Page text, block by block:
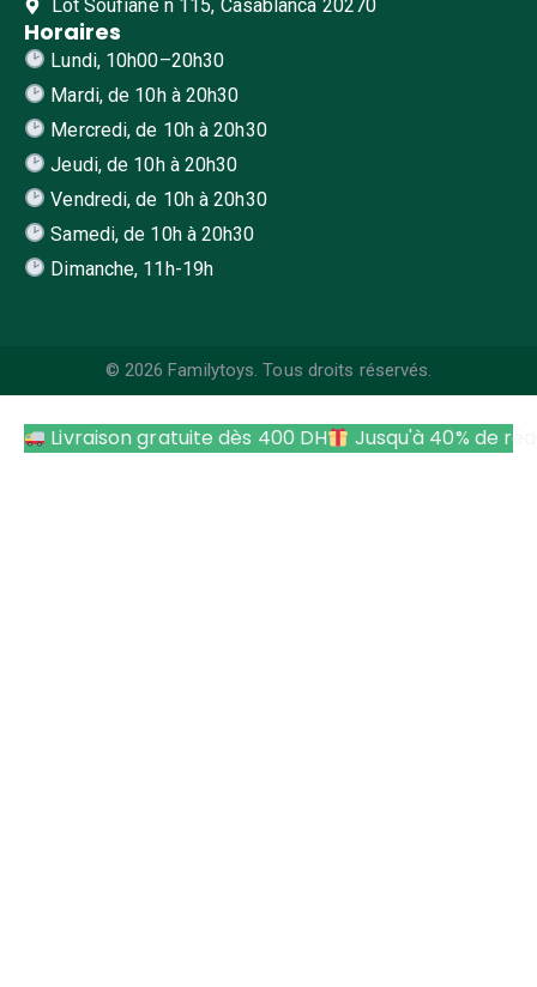
Lot Soufiane n 115, Casablanca 20270
Horaires
Lundi, 10h00–20h30
Mardi, de 10h à 20h30
Mercredi, de 10h à 20h30
Jeudi, de 10h à 20h30
Vendredi, de 10h à 20h30
Samedi, de 10h à 20h30
Dimanche, 11h-19h
© 2026 Familytoys. Tous droits réservés.
Livraison gratuite dès 400 DH Jusqu'à 40% de